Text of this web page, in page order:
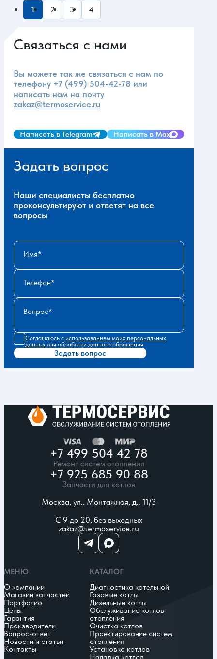
1 2 3 4
Связаться с нами
Вы можете так же связаться с нам по
телефону +7 (499) 504-42-78 или
написать нам на почту
zakaz@termoservice.ru
Написать в Telegram Написать в Max
Задать вопрос
Наши специалисты бесплатно
проконсультируют и ответят на все
вопросы
Имя
Телефон
Вопрос
Соглашаюсь с использованием моих персональных
данных для обработки данного обращения
Задать вопрос
+7 499 504 42 78
Ремонт систем отопления
+7 925 685 90 88
Запчасти для котлов
Москва, ул.. Монтажная, д.. 11/3
С 9 до 20, без выходных
zakaz@termoservice.ru
МЕНЮ
О компании
Магазин запчастей
Портфолио
Цены
Гарантия
Производители
Вопрос-ответ
Новости и статьи
Контакты
КАТАЛОГ
Диагностика котельной
Газовые котлы
Дизельные котлы
Обслуживание котлов
отопления
Очистка котлов
Проектирование систем
отопления
Установка котлов
Наладка котлов